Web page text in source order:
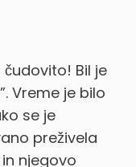
Bil je
Vreme je bilo
se je
preživela
njegovo